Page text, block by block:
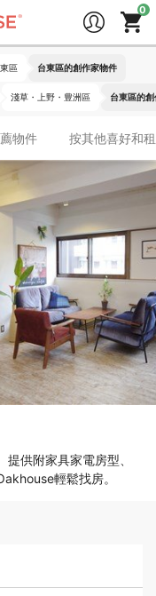
區 台東區的創作家物件
淺草・上野・豊洲區 台東區的
物件 按其他喜好和
供附家具家電房型、
輕鬆找房。